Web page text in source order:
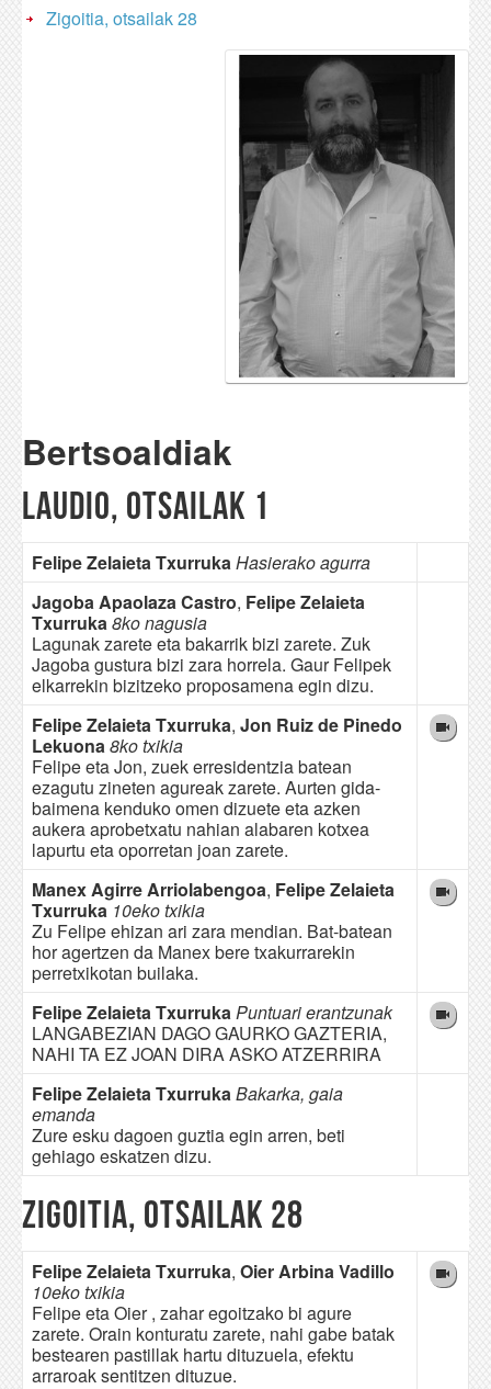
Zigoitia, otsailak 28
Bertsoaldiak
Laudio, otsailak 1
Felipe Zelaieta TxurrukaHasierako agurra
Jagoba Apaolaza Castro, Felipe Zelaieta
Txurruka8ko nagusia
Lagunak zarete eta bakarrik bizi zarete. Zuk
Jagoba gustura bizi zara horrela. Gaur Felipek
elkarrekin bizitzeko proposamena egin dizu.
Felipe Zelaieta Txurruka, Jon Ruiz de Pinedo
Lekuona8ko txikia
Felipe eta Jon, zuek erresidentzia batean
ezagutu zineten agureak zarete. Aurten gida-
baimena kenduko omen dizuete eta azken
aukera aprobetxatu nahian alabaren kotxea
lapurtu eta oporretan joan zarete.
Manex Agirre Arriolabengoa, Felipe Zelaieta
Txurruka 10eko txikia
Zu Felipe ehizan ari zara mendian. Bat-batean
hor agertzen da Manex bere txakurrarekin
perretxikotan builaka.
Felipe Zelaieta TxurrukaPuntuari erantzunak
LANGABEZIAN DAGO GAURKO GAZTERIA,
NAHI TA EZ JOAN DIRA ASKO ATZERRIRA
Felipe Zelaieta TxurrukaBakarka, gaia
emanda
Zure esku dagoen guztia egin arren, beti
gehiago eskatzen dizu.
Zigoitia, otsailak 28
Felipe Zelaieta Txurruka, Oier Arbina Vadillo
10eko txikia
Felipe eta Oier , zahar egoitzako bi agure
zarete. Orain konturatu zarete, nahi gabe batak
bestearen pastillak hartu dituzuela, efektu
arraroak sentitzen dituzue.